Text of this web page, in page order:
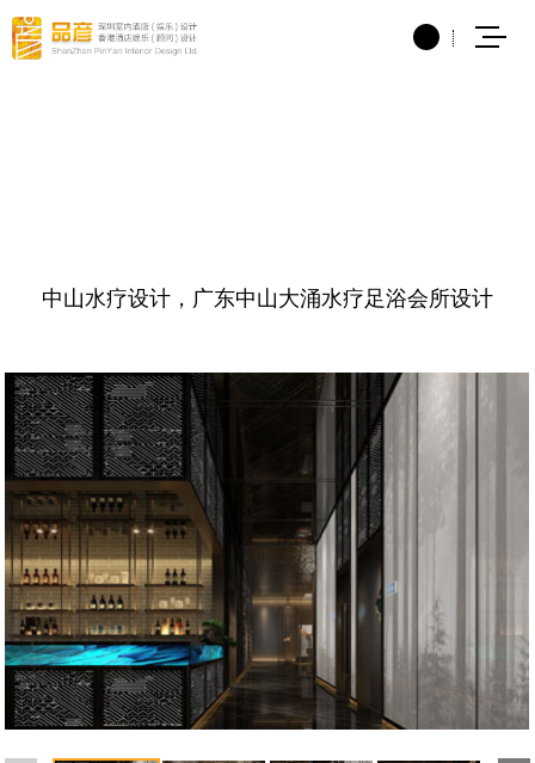
中山水疗设计，广东中山大涌水疗足浴会所设计